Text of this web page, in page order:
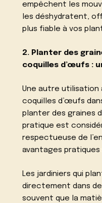
empêchent les
les déshydratent,
plus fiable à vos
2. Planter des
coquilles d’œufs :
Une autre utilisation
coquilles d’œufs
planter des graines
pratique est
respectueuse de
avantages
Les jardiniers qui
directement dans
souvent que la